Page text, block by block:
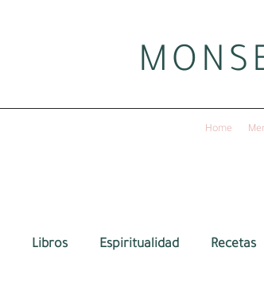
Home
Libros Espiritualidad Recetas